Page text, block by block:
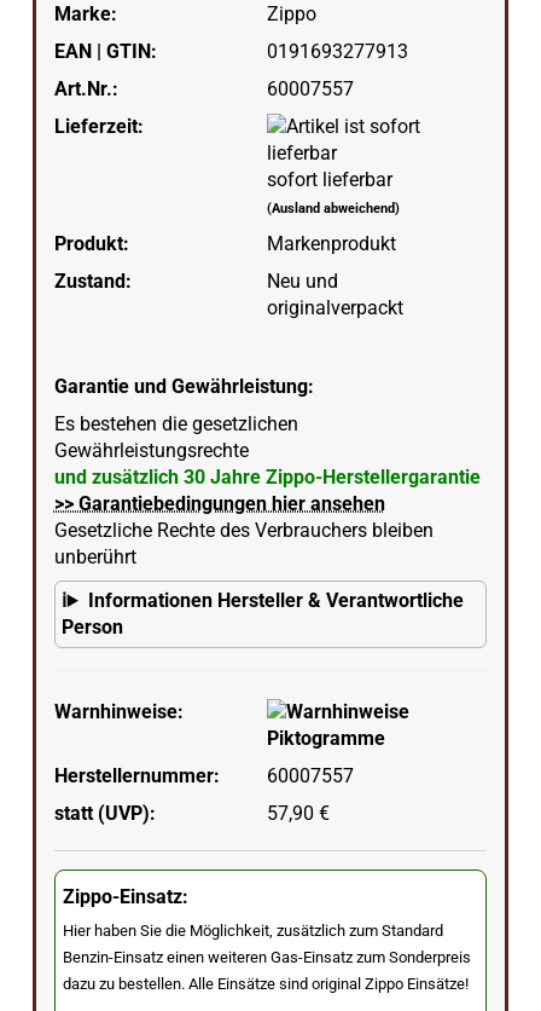
Marke:
Zippo
EAN | GTIN:
0191693277913
Art.Nr.:
60007557
Lieferzeit:
sofort lieferbar
(Ausland abweichend)
Produkt:
Markenprodukt
Zustand:
Neu und
originalverpackt
Garantie und Gewährleistung:
Es bestehen die gesetzlichen
Gewährleistungsrechte
und zusätzlich 30 Jahre Zippo-Herstellergarantie
>> Garantiebedingungen hier ansehen
Gesetzliche Rechte des Verbrauchers bleiben
unberührt
Informationen Hersteller & Verantwortliche
Person
Warnhinweise:
Herstellernummer:
60007557
statt (UVP):
57,90 €
Zippo-Einsatz:
Hier haben Sie die Möglichkeit, zusätzlich zum Standard
Benzin-Einsatz einen weiteren Gas-Einsatz zum Sonderpreis
dazu zu bestellen. Alle Einsätze sind original Zippo Einsätze!